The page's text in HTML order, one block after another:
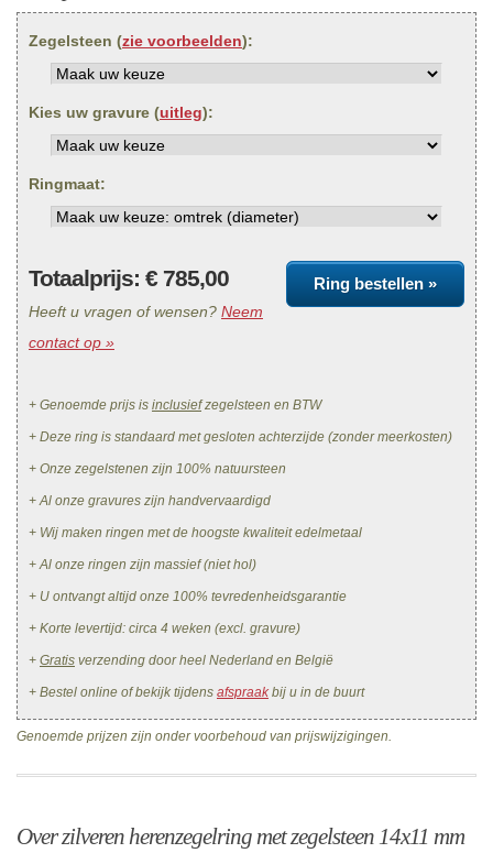
Zegelsteen (zie voorbeelden):
Kies uw gravure (uitleg):
Ringmaat:
Ring bestellen »
Totaalprijs: € 785,00
Heeft u vragen of wensen? Neem
contact op »
+ Genoemde prijs is inclusiefzegelsteen en BTW
+ Deze ring is standaard met gesloten achterzijde (zonder meerkosten)
+ Onze zegelstenen zijn 100% natuursteen
+ Al onze gravures zijn handvervaardigd
+ Wij maken ringen met de hoogste kwaliteit edelmetaal
+ Al onze ringen zijn massief (niet hol)
+ U ontvangt altijd onze 100% tevredenheidsgarantie
+ Korte levertijd: circa 4 weken (excl. gravure)
+ Gratis verzending door heel Nederland en België
+ Bestel online of bekijk tijdens afspraakbij u in de buurt
Genoemde prijzen zijn onder voorbehoud van prijswijzigingen.
Over zilveren herenzegelring met zegelsteen 14x11 mm